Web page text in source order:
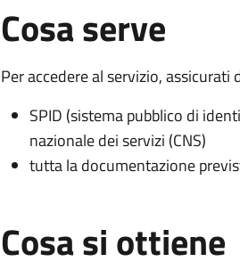
Cosa serve
Per accedere al servizio, assicurati
SPID (sistema pubblico di
nazionale dei servizi (CNS)
tutta la documentazione
Cosa si ottiene